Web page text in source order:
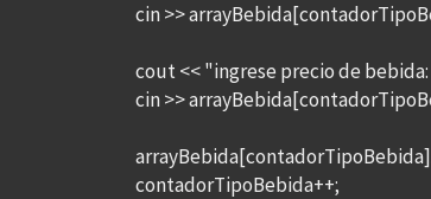
cin >>
cout << "ingrese precio de
cin >>
contadorTipoBebida++;